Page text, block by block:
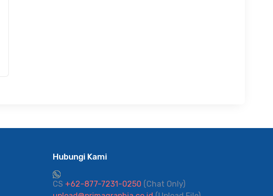
Hubungi Kami
CS +62-877-7231-0250 (Chat Only)